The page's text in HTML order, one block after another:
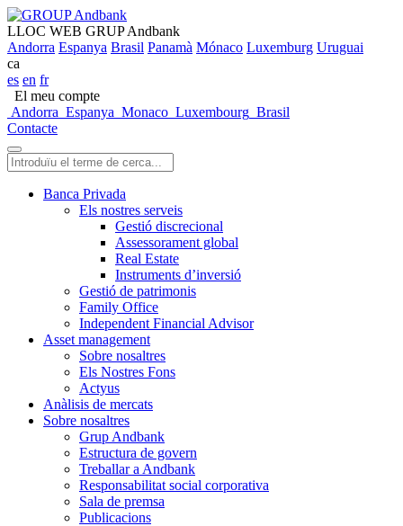
LLOC WEB GRUP Andbank
Andorra Espanya Brasil Panamà Mónaco Luxemburg Uruguai
ca
es en fr
El meu compte
Andorra Espanya Monaco Luxembourg Brasil
Contacte
Banca Privada
Els nostres serveis
Gestió discrecional
Assessorament global
Real Estate
Instruments d’inversió
Gestió de patrimonis
Family Office
Independent Financial Advisor
Asset management
Sobre nosaltres
Els Nostres Fons
Actyus
Anàlisis de mercats
Sobre nosaltres
Grup Andbank
Estructura de govern
Treballar a Andbank
Responsabilitat social corporativa
Sala de premsa
Publicacions